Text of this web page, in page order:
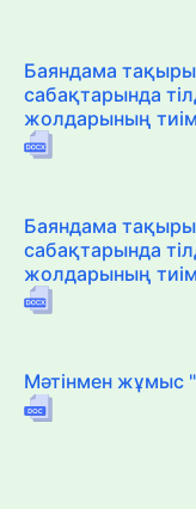
Баяндама
сабақтарында
жолдарының
Баяндама
сабақтарында
жолдарының
Мәтінмен жұмыс